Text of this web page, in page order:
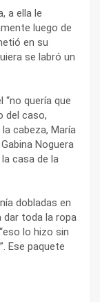
a ella le
luego de
en su
se labró un
quería que
del caso,
cabeza, María
Noguera
casa de la
dobladas en
dar toda la ropa
lo hizo sin
Ese paquete